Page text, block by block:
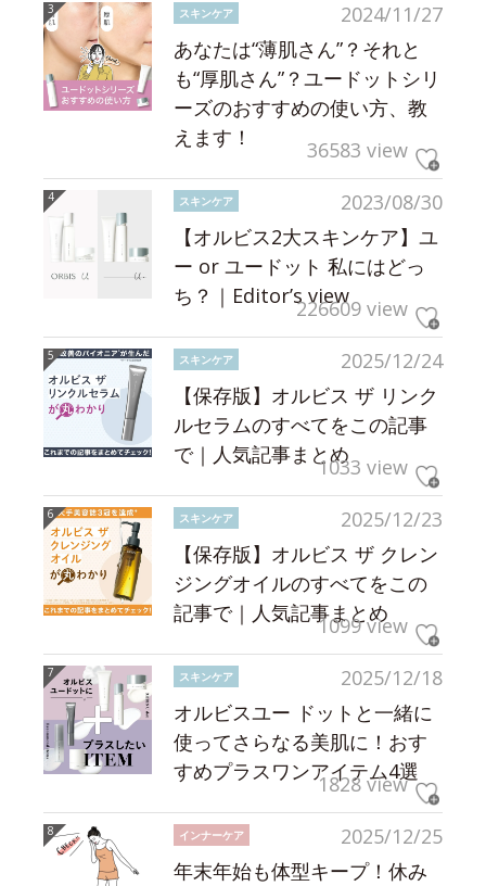
2024/11/27
スキンケア
あなたは“薄肌さん”？それと
も“厚肌さん”？ユードットシリ
ーズのおすすめの使い方、教
えます！
36583 view
2023/08/30
スキンケア
【オルビス2大スキンケア】ユ
ー or ユードット 私にはどっ
ち？｜Editor’s view226609 view
2025/12/24
スキンケア
【保存版】オルビス ザ リンク
ルセラムのすべてをこの記事
で｜人気記事まとめ1033 view
2025/12/23
スキンケア
【保存版】オルビス ザ クレン
ジングオイルのすべてをこの
記事で｜人気記事まとめ
1099 view
2025/12/18
スキンケア
オルビスユー ドットと一緒に
使ってさらなる美肌に！おす
すめプラスワンアイテム4選
1828 view
2025/12/25
インナーケア
年末年始も体型キープ！休み